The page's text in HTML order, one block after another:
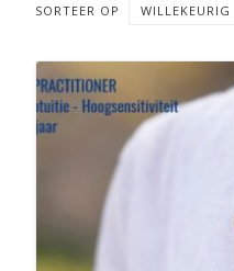
SORTEER OP WILLEKEURIG